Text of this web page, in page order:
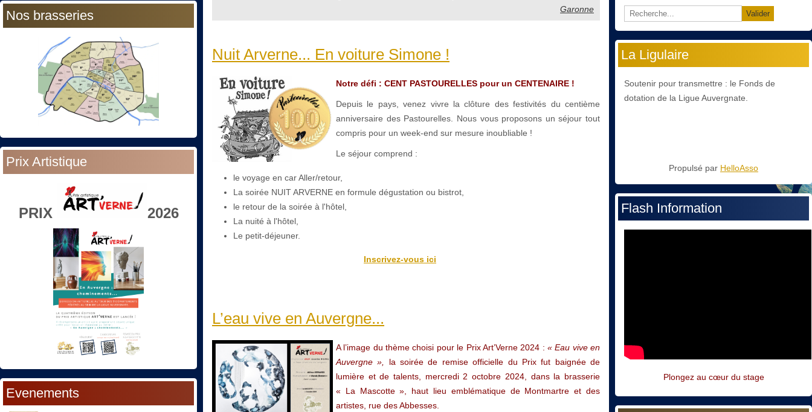
Nos brasseries
Prix Artistique
PRIX 2026
Evenements
Garonne
Nuit Arverne... En voiture Simone !
Notre défi : CENT PASTOURELLES pour un CENTENAIRE !
Depuis le pays, venez vivre la clôture des festivités du centième
anniversaire des Pastourelles. Nous vous proposons un séjour tout
compris pour un week-end sur mesure inoubliable !
Le séjour comprend :
le voyage en car Aller/retour,
La soirée NUIT ARVERNE en formule dégustation ou bistrot,
le retour de la soirée à l'hôtel,
La nuité à l'hôtel,
Le petit-déjeuner.
Inscrivez-vous ici
L’eau vive en Auvergne...
A l’image du thème choisi pour le Prix Art’Verne 2024 : « Eau vive en
Auvergne »,
la soirée de remise officielle du Prix fut baignée de
lumière et de talents, mercredi 2 octobre 2024, dans la brasserie
« La Mascotte », haut lieu emblématique de Montmartre et des
artistes, rue des Abbesses.
Valider
La Ligulaire
Soutenir pour transmettre : le Fonds de
dotation de la Ligue Auvergnate.
Propulsé par HelloAsso
Flash Information
Plongez au cœur du stage